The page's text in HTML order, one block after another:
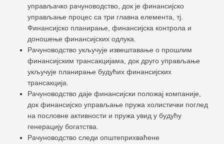
управљачко рачуноводство, док је финансијско
управљање процес са три главна елемента, тј.
Финансијско планирање, финансијска контрола и
доношење финансијских одлука.
Рачуноводство укључује извештавање о прошлим
финансијским трансакцијама, док друго управљање
укључује планирање будућих финансијских
трансакција.
Рачуноводство даје финансијски положај компаније,
док финансијско управљање пружа холистички поглед
на пословне активности и пружа увид у будућу
генерацију богатства.
Рачуноводство следи општеприхваћене